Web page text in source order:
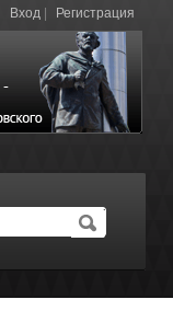
Вход Регистрация